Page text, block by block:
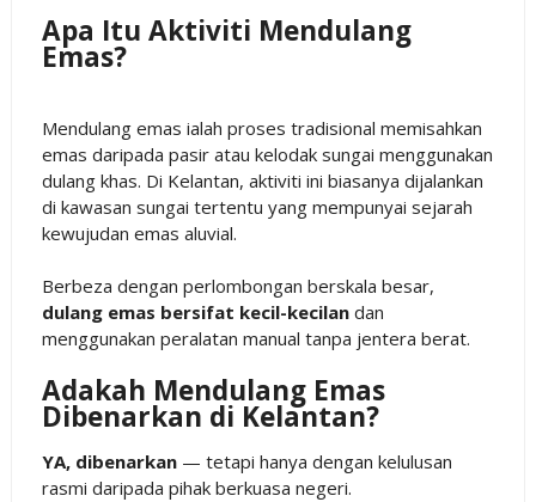
Apa Itu Aktiviti Mendulang
Emas?
Mendulang emas ialah proses tradisional memisahkan
emas daripada pasir atau kelodak sungai menggunakan
dulang khas. Di Kelantan, aktiviti ini biasanya dijalankan
di kawasan sungai tertentu yang mempunyai sejarah
kewujudan emas aluvial.
Berbeza dengan perlombongan berskala besar,
dulang emas bersifat kecil-kecilandan
menggunakan peralatan manual tanpa jentera berat.
Adakah Mendulang Emas
Dibenarkan di Kelantan?
YA, dibenarkan— tetapi hanya dengan kelulusan
rasmi daripada pihak berkuasa negeri.